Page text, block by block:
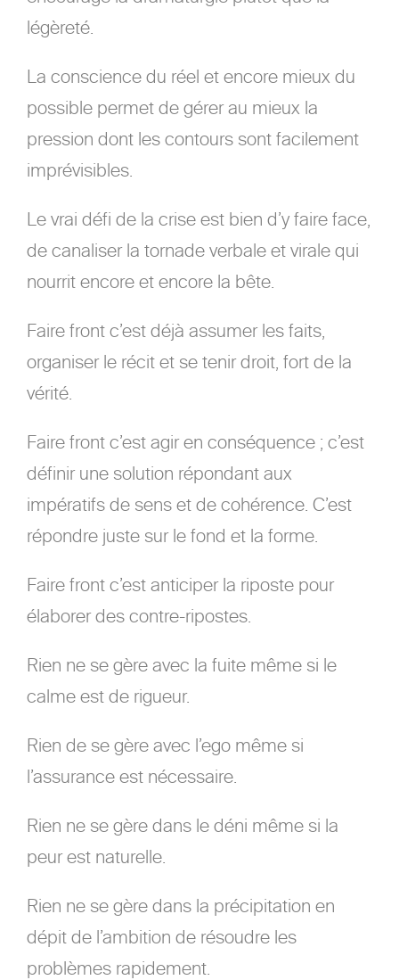
légèreté.
La conscience du réel et encore mieux du
possible permet de gérer au mieux la
pression dont les contours sont facilement
imprévisibles.
Le vrai défi de la crise est bien d’y faire face,
de canaliser la tornade verbale et virale qui
nourrit encore et encore la bête.
Faire front c’est déjà assumer les faits,
organiser le récit et se tenir droit, fort de la
vérité.
Faire front c’est agir en conséquence ; c’est
définir une solution répondant aux
impératifs de sens et de cohérence. C’est
répondre juste sur le fond et la forme.
Faire front c’est anticiper la riposte pour
élaborer des contre-ripostes.
Rien ne se gère avec la fuite même si le
calme est de rigueur.
Rien de se gère avec l’ego même si
l’assurance est nécessaire.
Rien ne se gère dans le déni même si la
peur est naturelle.
Rien ne se gère dans la précipitation en
dépit de l’ambition de résoudre les
problèmes rapidement.